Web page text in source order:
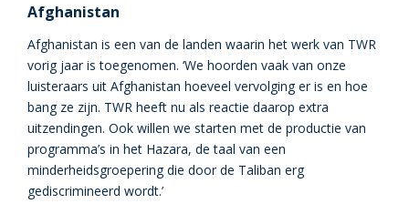
Afghanistan
Afghanistan is een van de landen waarin het werk van TWR
vorig jaar is toegenomen. ‘We hoorden vaak van onze
luisteraars uit Afghanistan hoeveel vervolging er is en hoe
bang ze zijn. TWR heeft nu als reactie daarop extra
uitzendingen. Ook willen we starten met de productie van
programma’s in het Hazara, de taal van een
minderheidsgroepering die door de Taliban erg
gediscrimineerd wordt.’